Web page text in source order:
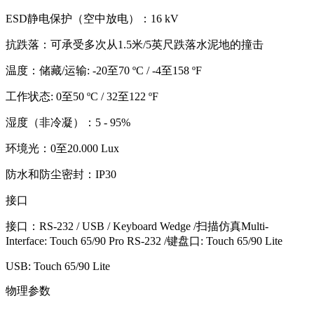
ESD静电保护（空中放电）：16 kV
抗跌落：可承受多次从1.5米/5英尺跌落水泥地的撞击
温度：储藏/运输: -20至70 ºC / -4至158 ºF
工作状态: 0至50 ºC / 32至122 ºF
湿度（非冷凝）：5 - 95%
环境光：0至20.000 Lux
防水和防尘密封：IP30
接口
接口：RS-232 / USB / Keyboard Wedge /扫描仿真Multi-
Interface: Touch 65/90 Pro RS-232 /键盘口: Touch 65/90 Lite
USB: Touch 65/90 Lite
物理参数